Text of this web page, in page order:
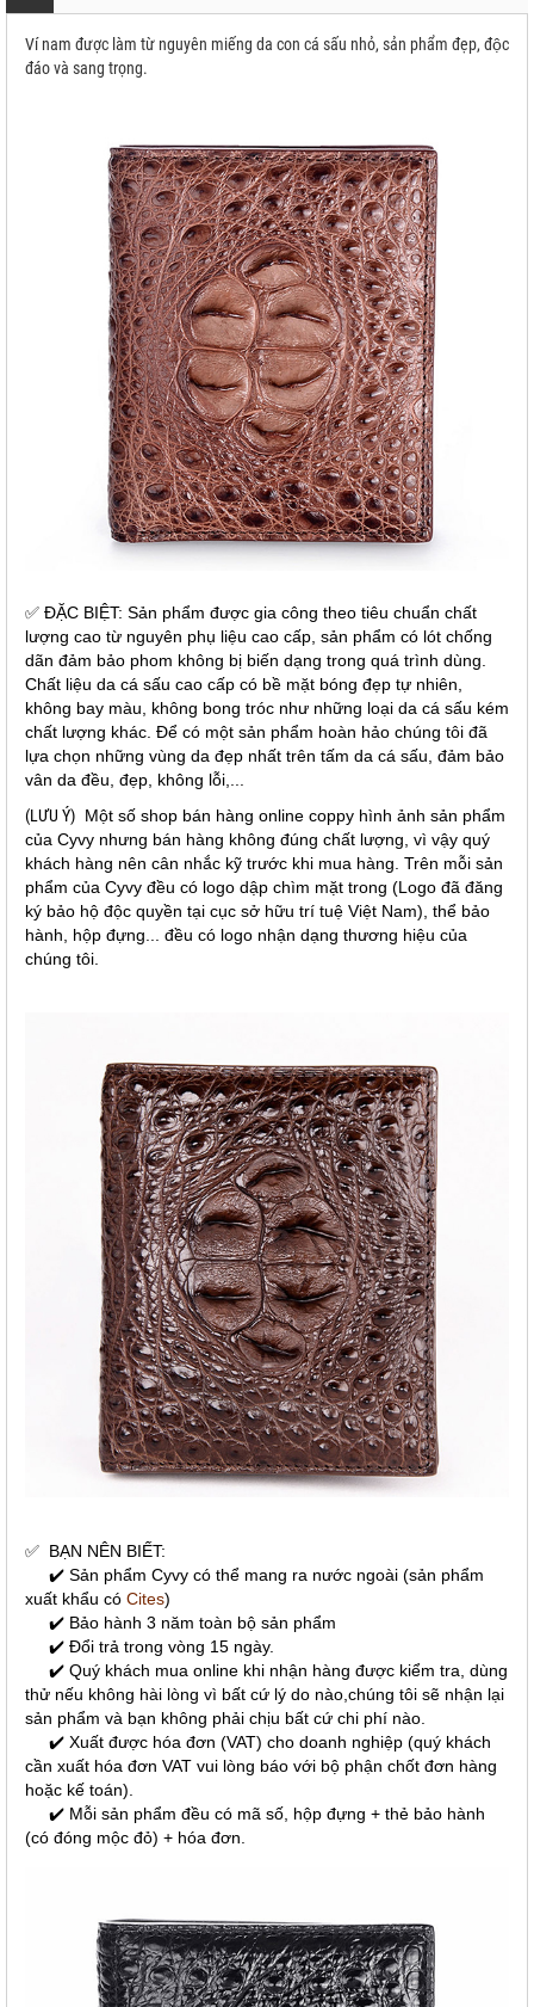
Ví nam được làm từ nguyên miếng da con cá sấu nhỏ, sản phẩm đẹp, độc
đáo và sang trọng.
✅ ĐẶC BIỆT: Sản phẩm được gia công theo tiêu chuẩn chất
lượng cao từ nguyên phụ liệu cao cấp, sản phẩm có lót chống
dãn đảm bảo phom không bị biến dạng trong quá trình dùng.
Chất liệu da cá sấu cao cấp có bề mặt bóng đẹp tự nhiên,
không bay màu, không bong tróc như những loại da cá sấu kém
chất lượng khác. Để có một sản phẩm hoàn hảo chúng tôi đã
lựa chọn những vùng da đẹp nhất trên tấm da cá sấu, đảm bảo
vân da đều, đẹp, không lỗi,...
(LƯU Ý) Một số shop bán hàng online coppy hình ảnh sản phẩm
của Cyvy nhưng bán hàng không đúng chất lượng, vì vậy quý
khách hàng nên cân nhắc kỹ trước khi mua hàng. Trên mỗi sản
phẩm của Cyvy đều có logo dập chìm mặt trong (Logo đã đăng
ký bảo hộ độc quyền tại cục sở hữu trí tuệ Việt Nam), thể bảo
hành, hộp đựng... đều có logo nhận dạng thương hiệu của
chúng tôi.
✅ BẠN NÊN BIẾT:
✔️ Sản phẩm Cyvy có thể mang ra nước ngoài (sản phẩm
xuất khẩu có Cites)
✔️ Bảo hành 3 năm toàn bộ sản phẩm
✔️ Đổi trả trong vòng 15 ngày.
✔️ Quý khách mua online khi nhận hàng được kiểm tra, dùng
thử nếu không hài lòng vì bất cứ lý do nào,chúng tôi sẽ nhận lại
sản phẩm và bạn không phải chịu bất cứ chi phí nào.
✔️ Xuất được hóa đơn (VAT) cho doanh nghiệp (quý khách
cần xuất hóa đơn VAT vui lòng báo với bộ phận chốt đơn hàng
hoặc kế toán).
✔️ Mỗi sản phẩm đều có mã số, hộp đựng + thẻ bảo hành
(có đóng mộc đỏ) + hóa đơn.